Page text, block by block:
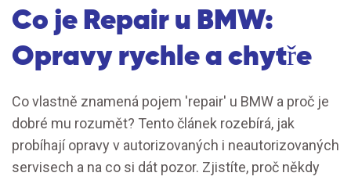
Co je Repair u BMW:
Opravy rychle a chytře
Co vlastně znamená pojem 'repair' u BMW a proč je
dobré mu rozumět? Tento článek rozebírá, jak
probíhají opravy v autorizovaných i neautorizovaných
servisech a na co si dát pozor. Zjistíte, proč někdy